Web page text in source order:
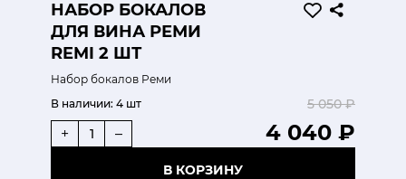
НАБОР БОКАЛОВ
ДЛЯ ВИНА РЕМИ
REMI 2 ШТ
Набор бокалов Реми
В наличии: 4 шт 5 050 ₽
4 040 ₽
+ –
В КОРЗИНУ